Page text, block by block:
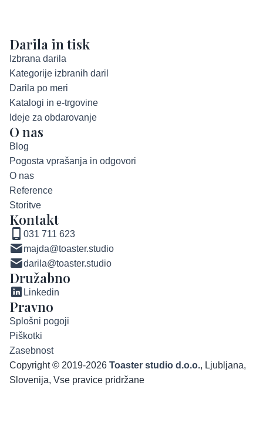
Darila in tisk
Izbrana darila
Kategorije izbranih daril
Darila po meri
Katalogi in e-trgovine
Ideje za obdarovanje
O nas
Blog
Pogosta vprašanja in odgovori
O nas
Reference
Storitve
Kontakt
031 711 623
majda@toaster.studio
darila@toaster.studio
Družabno
Linkedin
Pravno
Splošni pogoji
Piškotki
Zasebnost
Copyright © 2019-2026 Toaster studio d.o.o., Ljubljana,
Slovenija, Vse pravice pridržane